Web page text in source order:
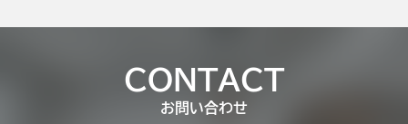
CONTACT
お問い合わせ